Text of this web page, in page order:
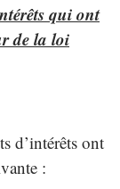
qui ont
de la loi
d’intérêts ont
: